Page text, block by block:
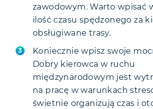
zawodowym. Warto wpisać
ilość czasu spędzonego za
obsługiwane trasy.
Koniecznie wpisz swoje
Dobry kierowca w ruchu
międzynarodowym jest
na pracę w warunkach
świetnie organizują czas i